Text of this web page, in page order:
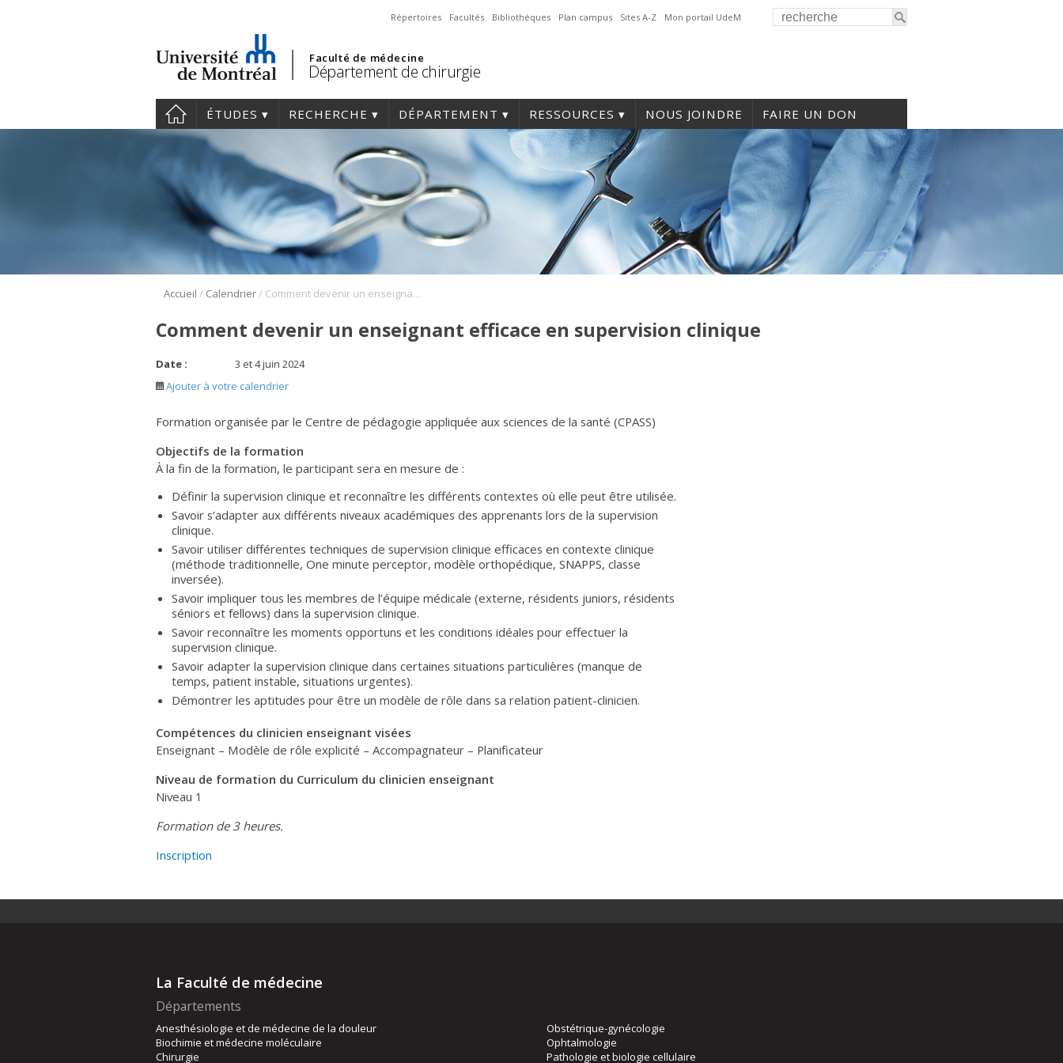
Répertoires Facultés Bibliothèques Plan campus Sites A-Z Mon portail UdeM
Faculté de médecine
Département de chirurgie
ÉTUDES RECHERCHE DÉPARTEMENT RESSOURCES NOUS JOINDRE FAIRE UN DON
Accueil / Calendrier/ Comment devenir un enseignant efficace en supervision clinique
Comment devenir un enseignant efficace en supervision clinique
Date :
3 et 4 juin 2024
Ajouter à votre calendrier
Formation organisée par le Centre de pédagogie appliquée aux sciences de la santé (CPASS)
Objectifs de la formation
À la fin de la formation, le participant sera en mesure de :
Définir la supervision clinique et reconnaître les différents contextes où elle peut être utilisée.
Savoir s’adapter aux différents niveaux académiques des apprenants lors de la supervision
clinique.
Savoir utiliser différentes techniques de supervision clinique efficaces en contexte clinique
(méthode traditionnelle, One minute perceptor, modèle orthopédique, SNAPPS, classe
inversée).
Savoir impliquer tous les membres de l’équipe médicale (externe, résidents juniors, résidents
séniors et fellows) dans la supervision clinique.
Savoir reconnaître les moments opportuns et les conditions idéales pour effectuer la
supervision clinique.
Savoir adapter la supervision clinique dans certaines situations particulières (manque de
temps, patient instable, situations urgentes).
Démontrer les aptitudes pour être un modèle de rôle dans sa relation patient-clinicien.
Compétences du clinicien enseignant visées
Enseignant – Modèle de rôle explicité – Accompagnateur – Planificateur
Niveau de formation du Curriculum du clinicien enseignant
Niveau 1
Formation de 3 heures.
Inscription
La Faculté de médecine
Départements
Anesthésiologie et de médecine de la douleur
Biochimie et médecine moléculaire
Chirurgie
Obstétrique-gynécologie
Ophtalmologie
Pathologie et biologie cellulaire